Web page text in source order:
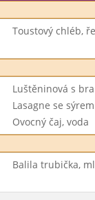
Toustový chléb,
Luštěninová s
Lasagne se sýrem
Ovocný čaj, voda
Balila trubička,